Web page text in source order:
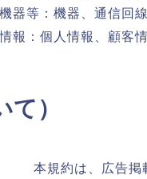
機器等：機器、通信回
報：個人情報、顧客
）
本規約は、広告掲